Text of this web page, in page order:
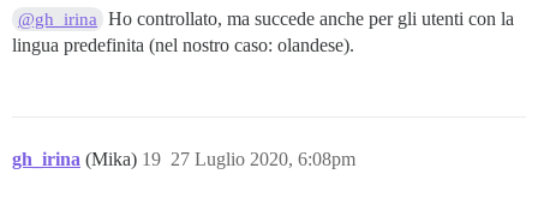
@gh_irina
Ho controllato, ma succede anche per gli utenti con la
lingua predefinita (nel nostro caso: olandese).
gh_irina (Mika) 27 Luglio 2020, 6:08pm
19